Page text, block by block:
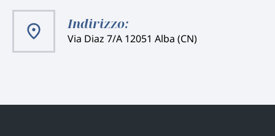
Indirizzo:
Via Diaz 7/A 12051 Alba (CN)